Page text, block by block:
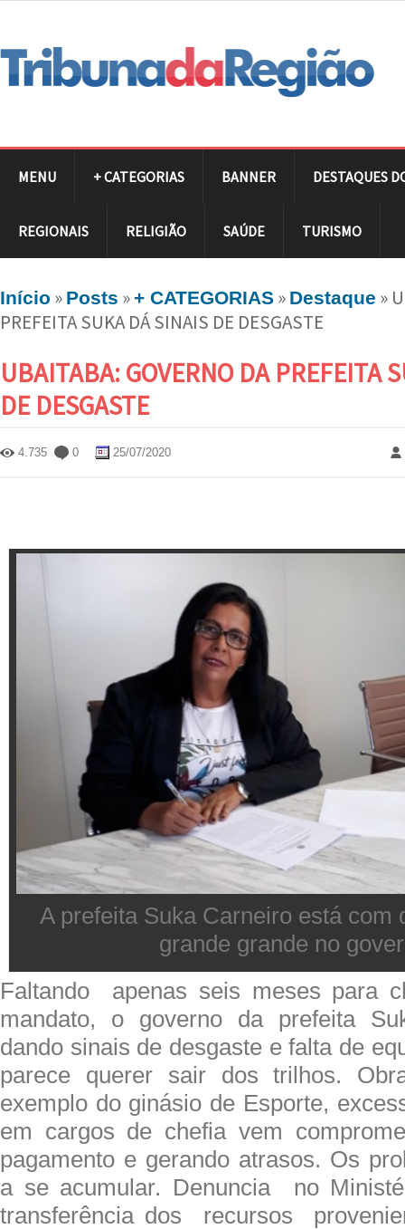
MENU + CATEGORIAS BANNER DESTAQUES
REGIONAIS RELIGIÃO SAÚDE TURISMO
Início » Posts »+ CATEGORIAS » Destaque »
PREFEITA SUKA DÁ SINAIS DE DESGASTE
UBAITABA: GOVERNO DA PREFEITA
DE DESGASTE
4.735 0 25/07/2020
A prefeita Suka Carneiro está com
grande grande no
Faltando apenas seis meses para
mandato, o governo da prefeita
dando sinais de desgaste e falta de
parece querer sair dos trilhos.
exemplo do ginásio de Esporte,
em cargos de chefia vem
pagamento e gerando atrasos. Os
a se acumular. Denuncia no
transferência dos recursos